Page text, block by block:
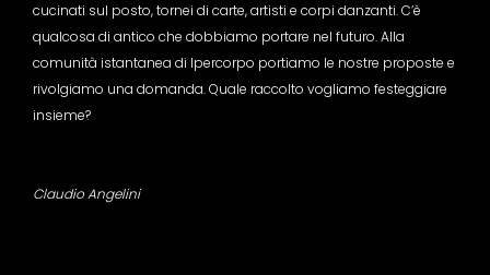
cucinati sul posto, tornei di carte, artisti e corpi danzanti. C’è
qualcosa di antico che dobbiamo portare nel futuro. Alla
comunità istantanea di Ipercorpo portiamo le nostre proposte e
rivolgiamo una domanda. Quale raccolto vogliamo festeggiare
insieme?
Claudio Angelini